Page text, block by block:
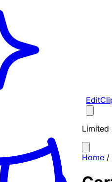
Limited
Home /